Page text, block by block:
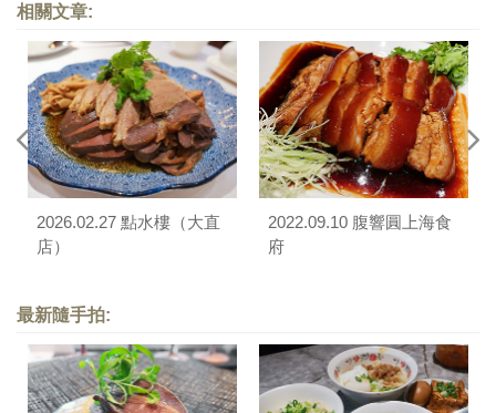
相關文章:
2026.02.27 點水樓（大直
店）
2022.09.10 腹響圓上海食
府
最新隨手拍: